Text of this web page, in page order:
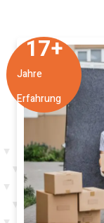
Jahre
Erfahrung
17+